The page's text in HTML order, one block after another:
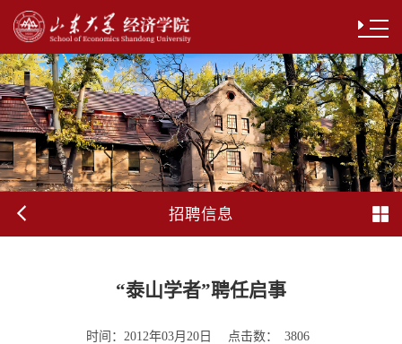
招聘信息
“泰山学者”聘任启事
时间： 2012年03月20日 点击数： 3806